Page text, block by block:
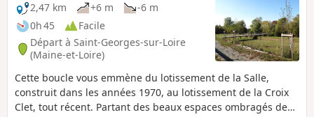
2,47 km
+6 m
-6 m
0h 45
Facile
Départ à Saint-Georges-sur-Loire
(Maine-et-Loire)
Cette boucle vous emmène du lotissement de la Salle,
construit dans les années 1970, au lotissement de la Croix
Clet, tout récent. Partant des beaux espaces ombragés de